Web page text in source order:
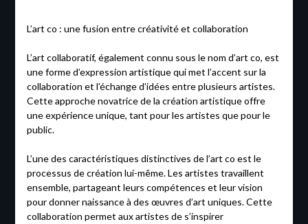
L’art co : une fusion entre créativité et collaboration
L’art collaboratif, également connu sous le nom d’art co, est
une forme d’expression artistique qui met l’accent sur la
collaboration et l’échange d’idées entre plusieurs artistes.
Cette approche novatrice de la création artistique offre
une expérience unique, tant pour les artistes que pour le
public.
L’une des caractéristiques distinctives de l’art co est le
processus de création lui-même. Les artistes travaillent
ensemble, partageant leurs compétences et leur vision
pour donner naissance à des œuvres d’art uniques. Cette
collaboration permet aux artistes de s’inspirer